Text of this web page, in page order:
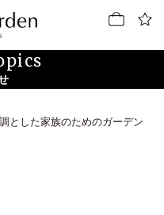
とした家族のためのガーデン